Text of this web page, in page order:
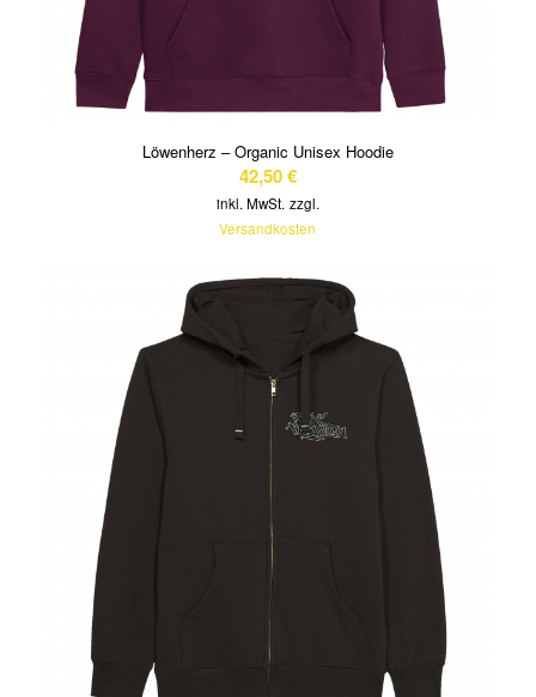
Löwenherz – Organic Unisex Hoodie
42,50€
inkl. MwSt. zzgl.
Versandkosten